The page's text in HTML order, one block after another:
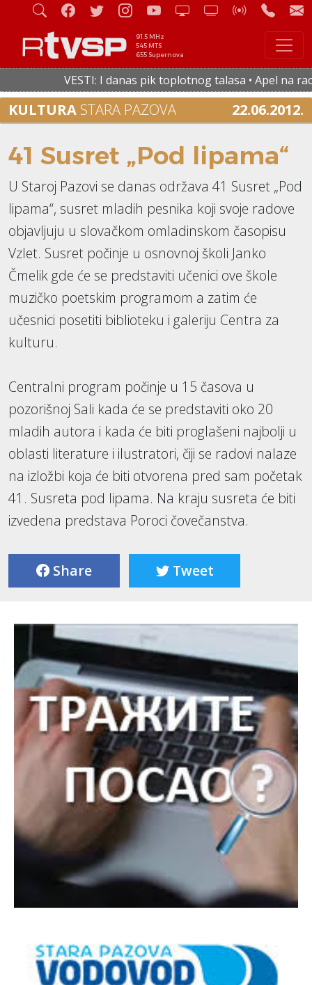
91.5 MHz
545 MTS
655 Supernova
VESTI: I danas pik toplotnog talasa • Apel na
KULTURA STARA PAZOVA 22.06.2012.
41 Susret „Pod lipama“
U Staroj Pazovi se danas održava 41 Susret „Pod
lipama“, susret mladih pesnika koji svoje radove
objavljuju u slovačkom omladinskom časopisu
Vzlet. Susret počinje u osnovnoj školi Janko
Čmelik gde će se predstaviti učenici ove škole
muzičko poetskim programom a zatim će
učesnici posetiti biblioteku i galeriju Centra za
kulturu.
Centralni program počinje u 15 časova u
pozorišnoj Sali kada će se predstaviti oko 20
mladih autora i kada će biti proglašeni najbolji u
oblasti literature i ilustratori, čiji se radovi nalaze
na izložbi koja će biti otvorena pred sam početak
41. Susreta pod lipama. Na kraju susreta će biti
izvedena predstava Poroci čovečanstva.
Share Tweet